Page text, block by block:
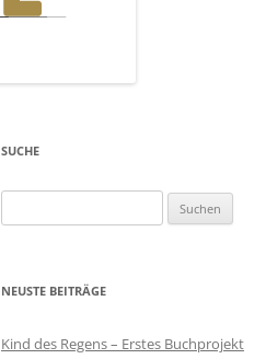
SUCHE
nach:
NEUSTE BEITRÄGE
Kind des Regens – Erstes Buchprojekt